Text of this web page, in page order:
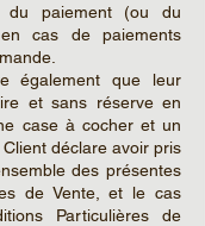
paiement (ou du
cas de paiements
également que leur
et sans réserve en
case à cocher et un
déclare avoir pris
des présentes
de Vente, et le cas
Particulières de